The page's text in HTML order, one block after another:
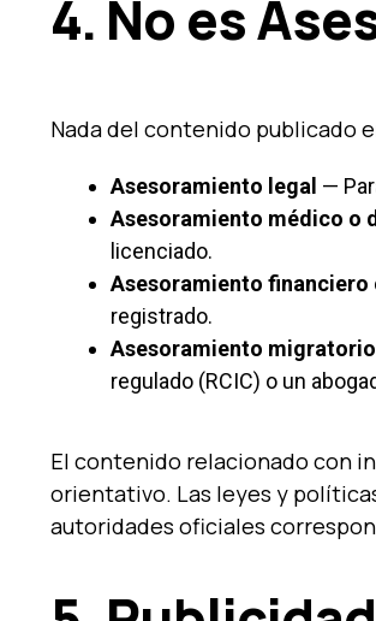
4. No es
Nada del contenido publicado
Asesoramiento legal —
Asesoramiento médico o
licenciado.
Asesoramiento financiero
registrado.
Asesoramiento migratorio
regulado (RCIC) o un
El contenido relacionado con
orientativo. Las leyes y
autoridades oficiales